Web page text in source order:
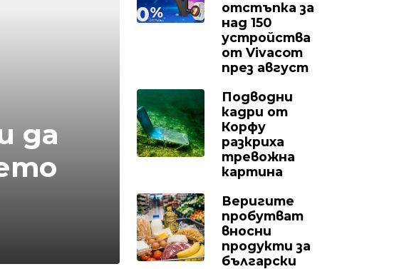
да
отстъпка за
над 150
устройства
от Vivacom
през август
Подводни
кадри от
Корфу
разкриха
тревожна
картина
Веригите
пробутват
вносни
продукти за
български